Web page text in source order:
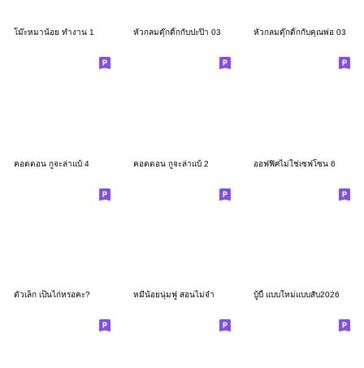
โม๊ะหมาน้อย ทำงาน 1 หัวกลมดุ๊กดิ๊กกับปะป๊า 03 หัวกลมดุ๊กดิ๊กกับคุณพ่อ 03
คอตตอน กูจะล่าแบ้ 4 คอตตอน กูจะล่าแบ้ 2 ออฟฟิศไม่ใช่เซฟโซน 6
ตัวเล็ก เป็นไก่หรอคะ? หมีน้อยนุ่มฟู สอนไม่จำ บู้บี้ แบบใหม่แบบสับ2026